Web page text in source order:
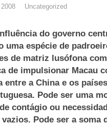
Uncategorized
do governo
uma espécie de
de matriz lusófona
de impulsionar Macau
entre a China e os
Pode ser uma
contágio ou
Pode ser a soma